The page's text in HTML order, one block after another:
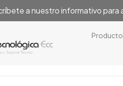
a nuestro informativo